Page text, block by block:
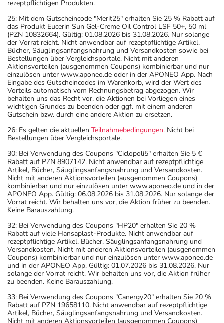
rezeptpflichtigen Produkten.
25: Mit dem Gutscheincode "Merit25" erhalten Sie 25 % Rabatt auf
das Produkt Eucerin Sun Gel-Creme Oil Control LSF 50+, 50 ml
(PZN 10832664). Gültig: 01.08.2026 bis 31.08.2026. Nur solange
der Vorrat reicht. Nicht anwendbar auf rezeptpflichtige Artikel,
Bücher, Säuglingsanfangsnahrung und Versandkosten sowie bei
Bestellungen über Vergleichsportale. Nicht mit anderen
Aktionsvorteilen (ausgenommen Coupons) kombinierbar und nur
einzulösen unter www.aponeo.de oder in der APONEO App. Nach
Eingabe des Gutscheincodes im Warenkorb, wird der Wert des
Vorteils automatisch vom Rechnungsbetrag abgezogen. Wir
behalten uns das Recht vor, die Aktionen bei Vorliegen eines
wichtigen Grundes zu beenden oder ggf. mit einem anderen
Gutschein bzw. durch eine andere Aktion zu ersetzen.
26: Es gelten die aktuellen Teilnahmebedingungen. Nicht bei
Bestellungen über Vergleichsportale.
30: Bei Verwendung des Coupons "Ciclopoli5" erhalten Sie 5 €
Rabatt auf PZN 8907142. Nicht anwendbar auf rezeptpflichtige
Artikel, Bücher, Säuglingsanfangsnahrung und Versandkosten.
Nicht mit anderen Aktionsvorteilen (ausgenommen Coupons)
kombinierbar und nur einzulösen unter www.aponeo.de und in der
APONEO App. Gültig: 06.08.2026 bis 31.08.2026. Nur solange der
Vorrat reicht. Wir behalten uns vor, die Aktion früher zu beenden.
Keine Barauszahlung.
32: Bei Verwendung des Coupons "HP20" erhalten Sie 20 %
Rabatt auf viele Hansaplast-Produkte. Nicht anwendbar auf
rezeptpflichtige Artikel, Bücher, Säuglingsanfangsnahrung und
Versandkosten. Nicht mit anderen Aktionsvorteilen (ausgenommen
Coupons) kombinierbar und nur einzulösen unter www.aponeo.de
und in der APONEO App. Gültig: 01.07.2026 bis 31.08.2026. Nur
solange der Vorrat reicht. Wir behalten uns vor, die Aktion früher
zu beenden. Keine Barauszahlung.
33: Bei Verwendung des Coupons "Canergy20" erhalten Sie 20 %
Rabatt auf PZN 19658110. Nicht anwendbar auf rezeptpflichtige
Artikel, Bücher, Säuglingsanfangsnahrung und Versandkosten.